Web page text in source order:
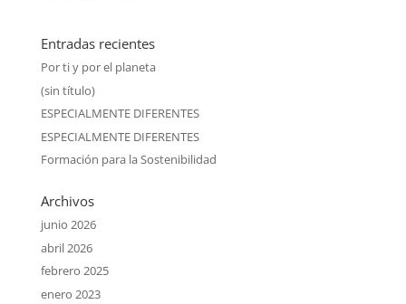
Entradas recientes
Por ti y por el planeta
(sin título)
ESPECIALMENTE DIFERENTES
ESPECIALMENTE DIFERENTES
Formación para la Sostenibilidad
Archivos
junio 2026
abril 2026
febrero 2025
enero 2023